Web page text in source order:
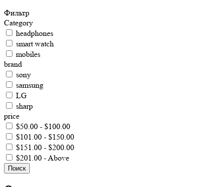
Фильтр
Category
headphones
smart watch
mobiles
brand
sony
samsung
LG
sharp
price
$50.00 - $100.00
$101.00 - $150.00
$151.00 - $200.00
$201.00 - Above
Поиск